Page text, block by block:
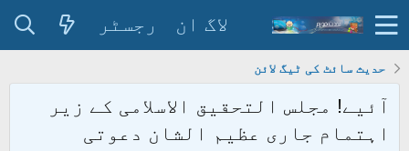
لاگ ان رجسٹر
حدیث سائٹ کی ٹیگ لائن
آئیے! مجلس التحقیق الاسلامی کے زیر
اہتمام جاری عظیم الشان دعوتی